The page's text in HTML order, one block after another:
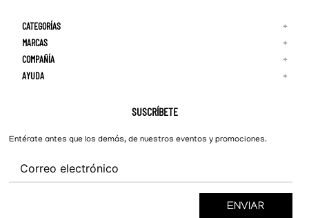
CATEGORÍAS +
MARCAS +
Adidas
Reebok
COMPAÑÍA +
Quiénes Somos
AYUDA +
SUSCRÍBETE
Entérate antes que los demás, de nuestros eventos y promociones.
ENVIAR